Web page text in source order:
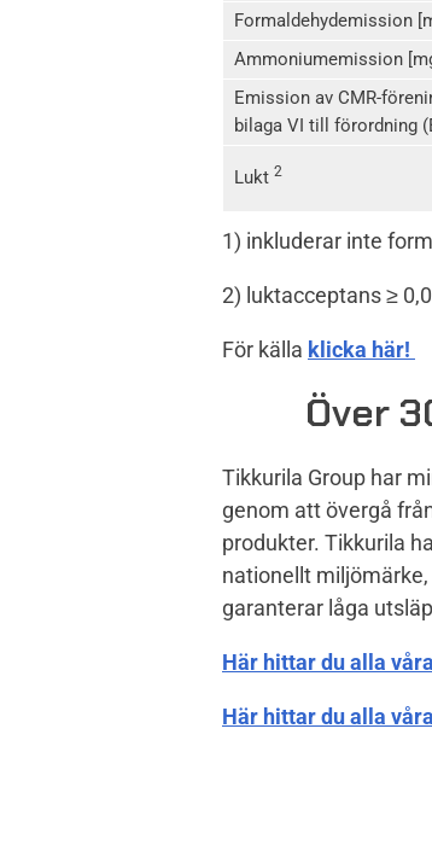
Formaldehydemission
Ammoniumemission
Emission av CMR-
bilaga VI till förordning
Lukt 2
1) inkluderar inte
2) luktacceptans ≥ 0,0
För källa klicka här!
Över
Tikkurila Group har
genom att övergå
produkter. Tikkurila
nationellt
garanterar låga
Här hittar du alla
Här hittar du alla